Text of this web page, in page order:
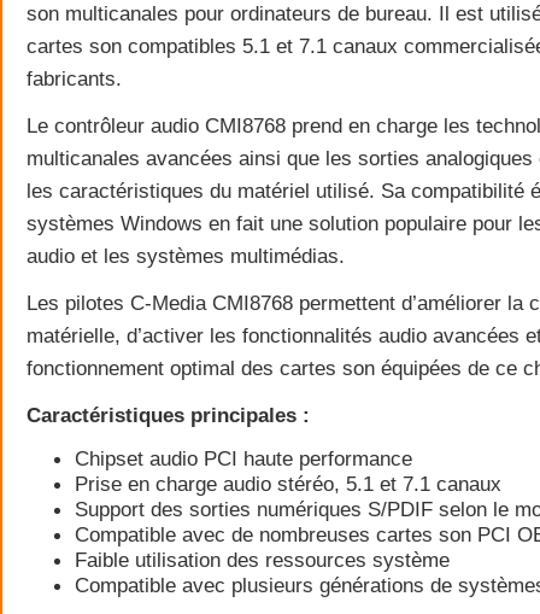
son multicanales pour ordinateurs de bureau. Il est
cartes son compatibles 5.1 et 7.1 canaux
fabricants.
Le contrôleur audio CMI8768 prend en charge les
multicanales avancées ainsi que les sorties
les caractéristiques du matériel utilisé. Sa compatibilité
systèmes Windows en fait une solution populaire pour
audio et les systèmes multimédias.
Les pilotes C-Media CMI8768 permettent d’améliorer la
matérielle, d’activer les fonctionnalités audio avancées
fonctionnement optimal des cartes son équipées de ce
Caractéristiques principales :
Chipset audio PCI haute performance
Prise en charge audio stéréo, 5.1 et 7.1 canaux
Support des sorties numériques S/PDIF selon le
Compatible avec de nombreuses cartes son PCI
Faible utilisation des ressources système
Compatible avec plusieurs générations de